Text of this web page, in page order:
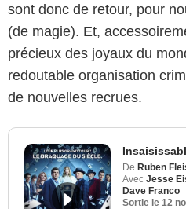
sont donc de retour, pour
(de magie). Et,
précieux des joyaux du
redoutable organisation
de nouvelles recrues.
De Ruben
Avec Jesse
Dave Franco
Sortie le 12